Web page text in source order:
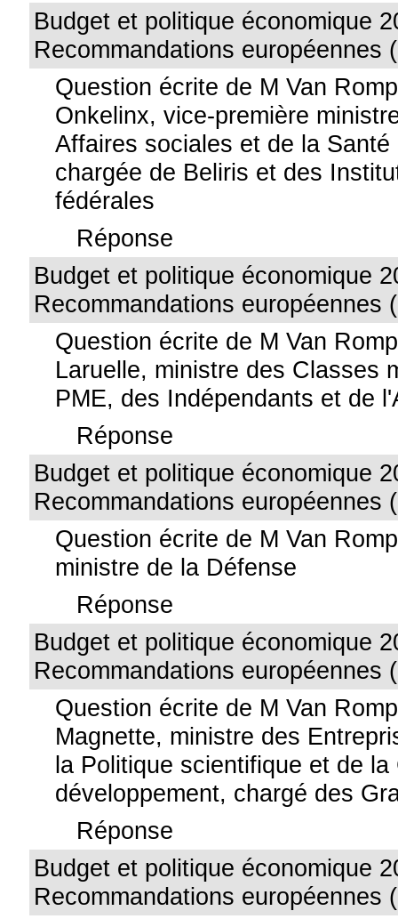
Budget et politique économique
Recommandations européennes
Question écrite de M Van
Onkelinx, vice-première
Affaires sociales et de la Santé
chargée de Beliris et des
fédérales
Réponse
Budget et politique économique
Recommandations européennes
Question écrite de M Van
Laruelle, ministre des Classes
PME, des Indépendants et de
Réponse
Budget et politique économique
Recommandations européennes
Question écrite de M Van
ministre de la Défense
Réponse
Budget et politique économique
Recommandations européennes
Question écrite de M Van
Magnette, ministre des
la Politique scientifique et de
développement, chargé des
Réponse
Budget et politique économique
Recommandations européennes